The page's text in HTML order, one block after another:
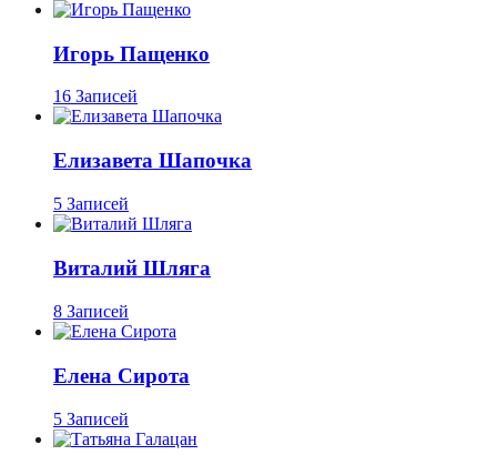
Игорь Пащенко
16 Записей
Елизавета Шапочка
5 Записей
Виталий Шляга
8 Записей
Елена Сирота
5 Записей